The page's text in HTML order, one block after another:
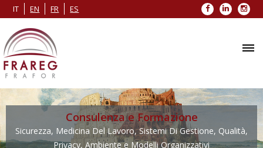
IT EN FR ES Facebook
LinkedIn
Consulenza e Formazione
Sicurezza, Medicina Del Lavoro, Sistemi Di Gestione, Qualità,
Privacy, Ambiente e Modelli Organizzativi